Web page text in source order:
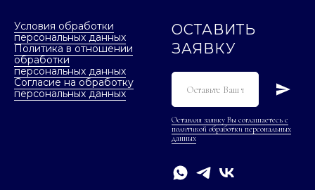
Условия обработки
персональных данных
Политика в отношении
обработки
персональных данных
Согласие на обработку
персональных данных
ОСТАВИТЬ
ЗАЯВКУ
Оставляя заявку Вы соглашаетесь с
политикой обработки персональных
данных